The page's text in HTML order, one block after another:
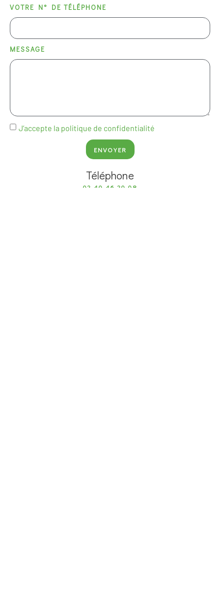
VOTRE N° DE TÉLÉPHONE
MESSAGE
J’accepte la politique de confidentialité
ENVOYER
Téléphone
02 40 46 20 08